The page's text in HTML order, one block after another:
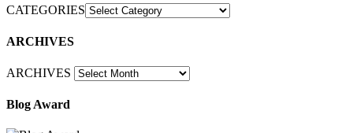
CATEGORIES
ARCHIVES
ARCHIVES
Blog Award